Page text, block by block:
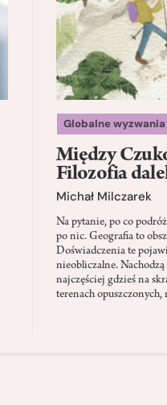
Globalne wyzwania
Między
Filozofia
Michał Milczarek
Na pytanie, po co
po nic. Geografia to
Doświadczenia te
nieobliczalne.
najczęściej gdzieś na
terenach